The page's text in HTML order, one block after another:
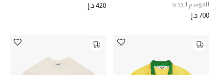
نسوقوا أحدث ما وصلنا
النساء
الموسم الجديد
700 د.إ
420 د.إ